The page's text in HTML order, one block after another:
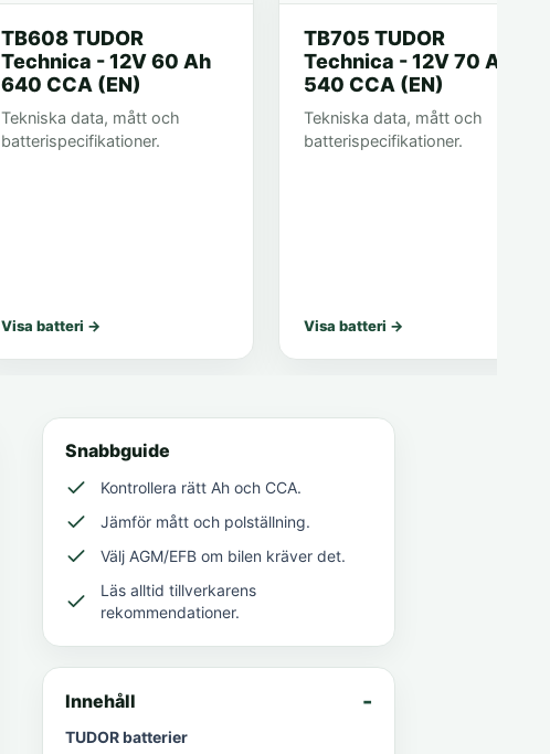
TB608 TUDOR
Technica - 12V 60 Ah
640 CCA (EN)
Tekniska data, mått och
batterispecifikationer.
Visa batteri →
TB705 TUDOR
Technica - 12V 70 Ah
540 CCA (EN)
Tekniska data, mått och
batterispecifikationer.
Visa batteri →
Snabbguide
Kontrollera rätt Ah och CCA.
Jämför mått och polställning.
Välj AGM/EFB om bilen kräver det.
Läs alltid tillverkarens
rekommendationer.
Innehåll
TUDOR batterier